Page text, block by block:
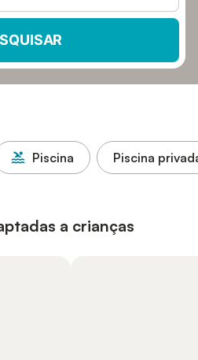
Piscina Piscina
a crianças